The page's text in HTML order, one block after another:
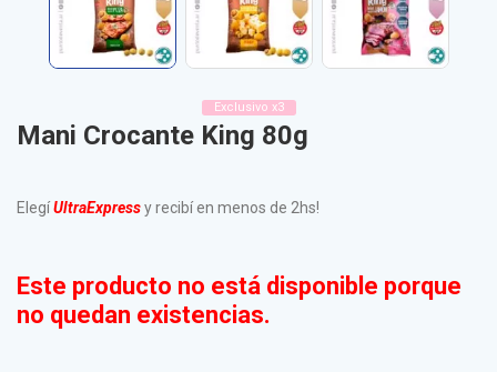
Exclusivo x3
Mani Crocante King 80g
ElegíUltraExpressy recibí en menos de 2hs!
Este producto no está disponible porque
no quedan existencias.